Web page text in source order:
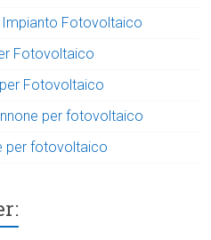
Fotovoltaico
Fotovoltaico
Fotovoltaico
per fotovoltaico
per fotovoltaico